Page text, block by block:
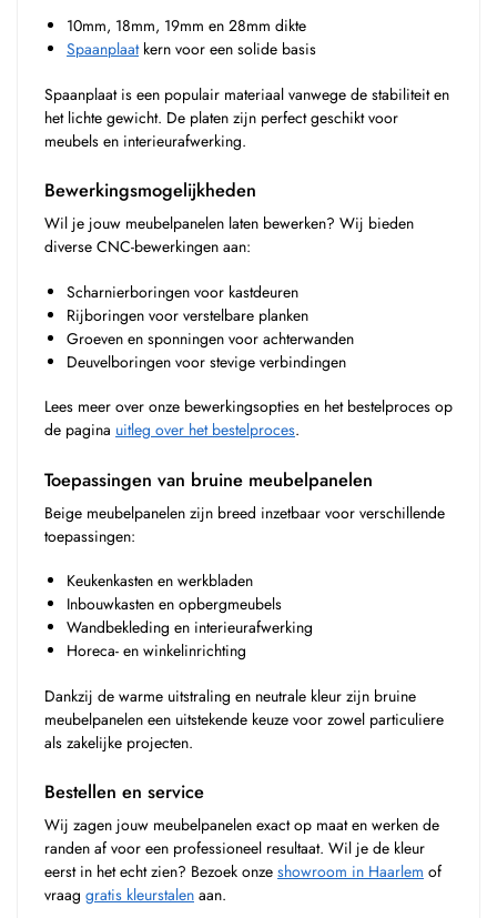
10mm, 18mm, 19mm en 28mm dikte
Spaanplaatkern voor een solide basis
Spaanplaat is een populair materiaal vanwege de stabiliteit en
het lichte gewicht. De platen zijn perfect geschikt voor
meubels en interieurafwerking.
Bewerkingsmogelijkheden
Wil je jouw meubelpanelen laten bewerken? Wij bieden
diverse CNC-bewerkingen aan:
Scharnierboringen voor kastdeuren
Rijboringen voor verstelbare planken
Groeven en sponningen voor achterwanden
Deuvelboringen voor stevige verbindingen
Lees meer over onze bewerkingsopties en het bestelproces op
de pagina uitleg over het bestelproces.
Toepassingen van bruine meubelpanelen
Beige meubelpanelen zijn breed inzetbaar voor verschillende
toepassingen:
Keukenkasten en werkbladen
Inbouwkasten en opbergmeubels
Wandbekleding en interieurafwerking
Horeca- en winkelinrichting
Dankzij de warme uitstraling en neutrale kleur zijn bruine
meubelpanelen een uitstekende keuze voor zowel particuliere
als zakelijke projecten.
Bestellen en service
Wij zagen jouw meubelpanelen exact op maat en werken de
randen af voor een professioneel resultaat. Wil je de kleur
eerst in het echt zien? Bezoek onze showroom in Haarlem of
vraag gratis kleurstalen aan.